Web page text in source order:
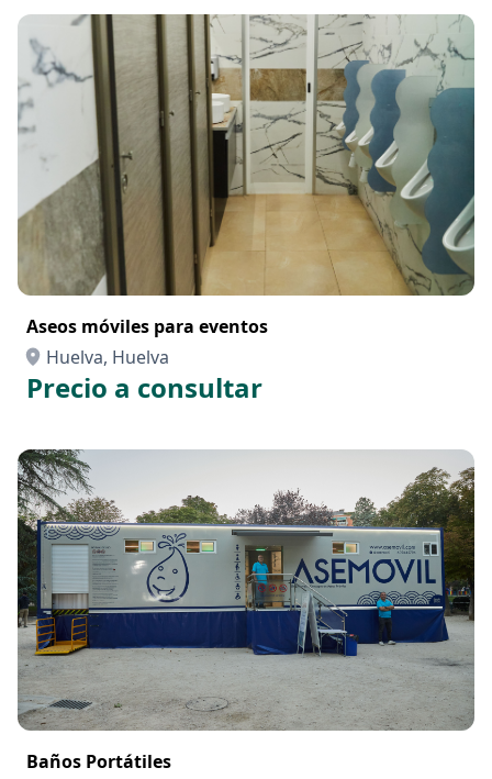
Aseos móviles para eventos
Huelva, Huelva
Precio a consultar
Baños Portátiles